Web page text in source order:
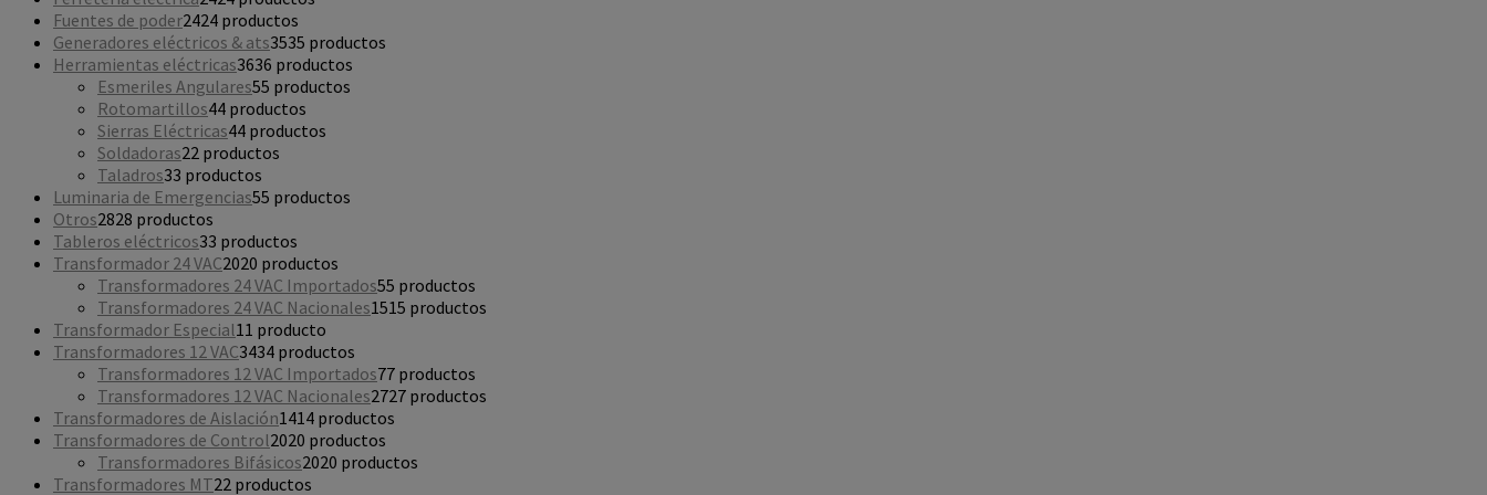
Fuentes de poder2424 productos
Generadores eléctricos & ats3535 productos
Herramientas eléctricas3636 productos
Esmeriles Angulares55 productos
Rotomartillos44 productos
Sierras Eléctricas44 productos
Soldadoras22 productos
Taladros33 productos
Luminaria de Emergencias55 productos
Otros2828 productos
Tableros eléctricos33 productos
Transformador 24 VAC2020 productos
Transformadores 24 VAC Importados55 productos
Transformadores 24 VAC Nacionales1515 productos
Transformador Especial1 1 producto
Transformadores 12 VAC3434 productos
Transformadores 12 VAC Importados77 productos
Transformadores 12 VAC Nacionales2727 productos
Transformadores de Aislación1414 productos
Transformadores de Control2020 productos
Transformadores Bifásicos2020 productos
Transformadores MT22 productos